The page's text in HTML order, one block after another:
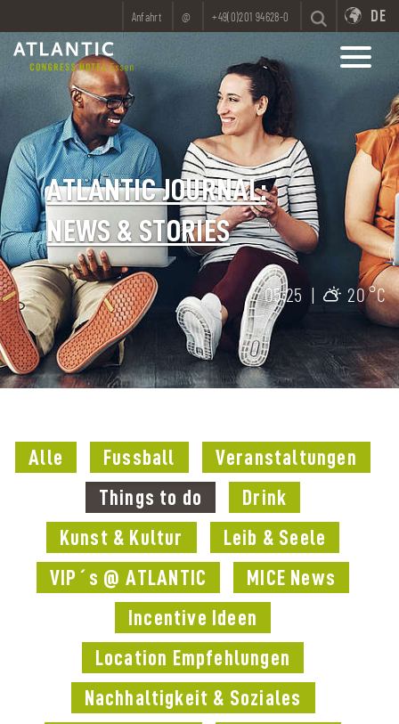
Anfahrt @ +49(0)201 94628-0 DE
ATLANTIC JOURNAL:
NEWS & STORIES
05:25 | 20 °C
Alle Fussball
Veranstaltungen
Things to do
Drink
Kunst & Kultur
Leib & Seele
VIP´s @ ATLANTIC
MICE News
Incentive Ideen
Location Empfehlungen
Nachhaltigkeit & Soziales